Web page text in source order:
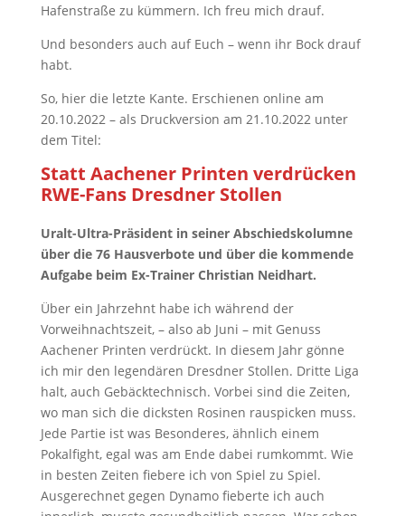
Hafenstraße zu kümmern. Ich freu mich drauf.
Und besonders auch auf Euch – wenn ihr Bock drauf
habt.
So, hier die letzte Kante. Erschienen online am
20.10.2022 – als Druckversion am 21.10.2022 unter
dem Titel:
Statt Aachener Printen verdrücken
RWE-Fans Dresdner Stollen
Uralt-Ultra-Präsident in seiner Abschiedskolumne
über die 76 Hausverbote und über die kommende
Aufgabe beim Ex-Trainer Christian Neidhart.
Über ein Jahrzehnt habe ich während der
Vorweihnachtszeit, – also ab Juni – mit Genuss
Aachener Printen verdrückt. In diesem Jahr gönne
ich mir den legendären Dresdner Stollen. Dritte Liga
halt, auch Gebäcktechnisch. Vorbei sind die Zeiten,
wo man sich die dicksten Rosinen rauspicken muss.
Jede Partie ist was Besonderes, ähnlich einem
Pokalfight, egal was am Ende dabei rumkommt. Wie
in besten Zeiten fiebere ich von Spiel zu Spiel.
Ausgerechnet gegen Dynamo fieberte ich auch